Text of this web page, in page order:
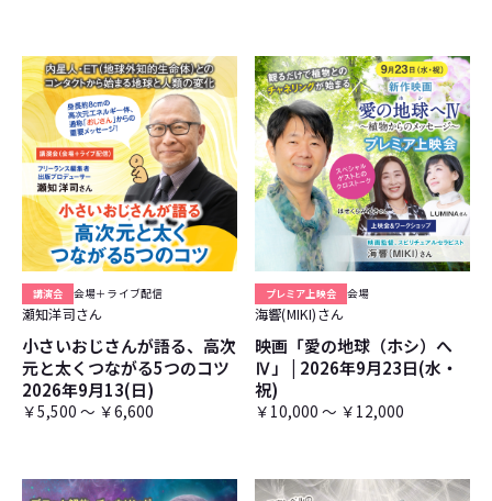
講演会 会場＋ライブ配信
瀬知洋司さん
小さいおじさんが語る、高次
元と太くつながる5つのコツ
2026年9月13(日)
￥5,500 ～ ￥6,600
プレミア上映会 会場
海響(MIKI)さん
映画「愛の地球（ホシ）へ
Ⅳ」 | 2026年9月23日(水・
祝)
￥10,000 ～ ￥12,000